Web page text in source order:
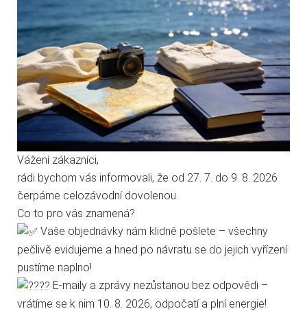
Sdílejte nás
Kategorie
Tyto webové stránky ukládají v souladu se zákony na vaše
zařízení soubory, obecně nazývané cookies. Používáním
těchto stránek s tím vyjadřujete souhlas.
Technické cookies
Analytické cookies
Marketingové cookies
Jen nezbytné Přijmout vše
Přejít na stránku Podrobně o cookies
Vážení zákazníci,
rádi bychom vás informovali, že od 27. 7. do 9. 8. 2026
čerpáme celozávodní dovolenou.
Co to pro vás znamená?
Vaše objednávky nám klidně pošlete – všechny
pečlivě evidujeme a hned po návratu se do jejich vyřízení
pustíme naplno!
E-maily a zprávy nezůstanou bez odpovědi –
vrátíme se k nim 10. 8. 2026, odpočatí a plní energie!